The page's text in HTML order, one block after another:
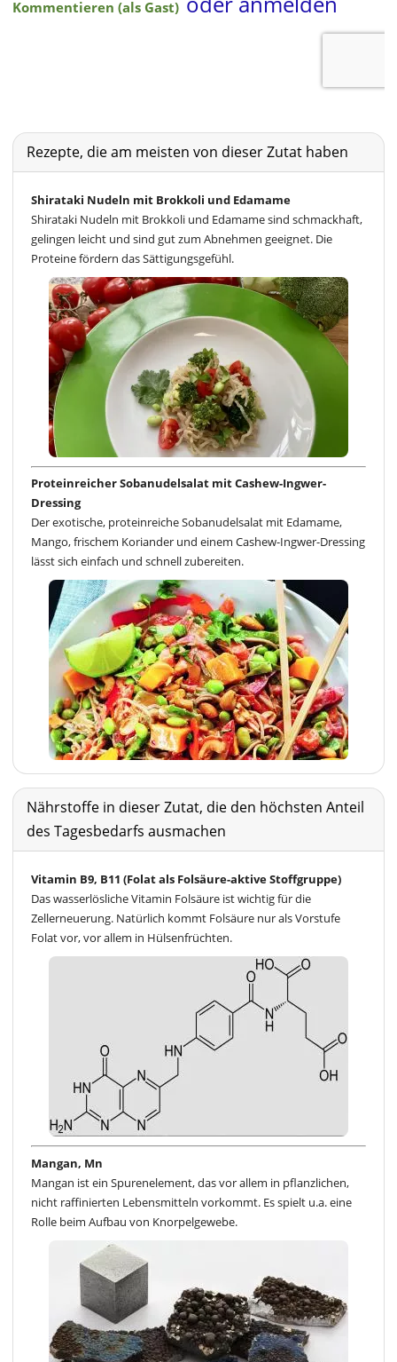
Rezepte, die am meisten von dieser Zutat haben
Shirataki Nudeln mit Brokkoli und Edamame
Shirataki Nudeln mit Brokkoli und Edamame sind schmackhaft,
gelingen leicht und sind gut zum Abnehmen geeignet. Die
Proteine fördern das Sättigungsgefühl.
Proteinreicher Sobanudelsalat mit Cashew-Ingwer-
Dressing
Der exotische, proteinreiche Sobanudelsalat mit Edamame,
Mango, frischem Koriander und einem Cashew-Ingwer-Dressing
lässt sich einfach und schnell zubereiten.
Nährstoffe in dieser Zutat, die den höchsten Anteil
des Tagesbedarfs ausmachen
Vitamin B9, B11 (Folat als Folsäure-aktive Stoffgruppe)
Das wasserlösliche Vitamin Folsäure ist wichtig für die
Zellerneuerung. Natürlich kommt Folsäure nur als Vorstufe
Folat vor, vor allem in Hülsenfrüchten.
Mangan, Mn
Mangan ist ein Spurenelement, das vor allem in pflanzlichen,
nicht raffinierten Lebensmitteln vorkommt. Es spielt u.a. eine
Rolle beim Aufbau von Knorpelgewebe.